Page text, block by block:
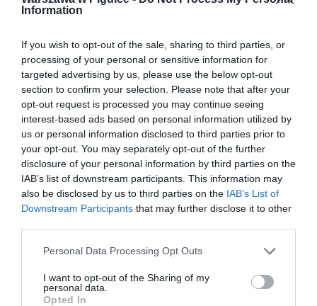
Information
If you wish to opt-out of the sale, sharing to third parties, or
processing of your personal or sensitive information for
targeted advertising by us, please use the below opt-out
section to confirm your selection. Please note that after your
opt-out request is processed you may continue seeing
interest-based ads based on personal information utilized by
us or personal information disclosed to third parties prior to
your opt-out. You may separately opt-out of the further
disclosure of your personal information by third parties on the
IAB’s list of downstream participants. This information may
also be disclosed by us to third parties on the IAB’s List of
Downstream Participants that may further disclose it to other
Personal Data Processing Opt Outs
I want to opt-out of the Sharing of my
personal data.
Opted In